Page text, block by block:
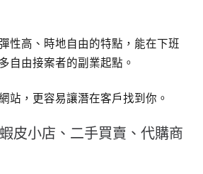
性高、時地自由的特點，能在下班
自由接案者的副業起點。
站，更容易讓潛在客戶找到你。
皮小店、二手買賣、代購商